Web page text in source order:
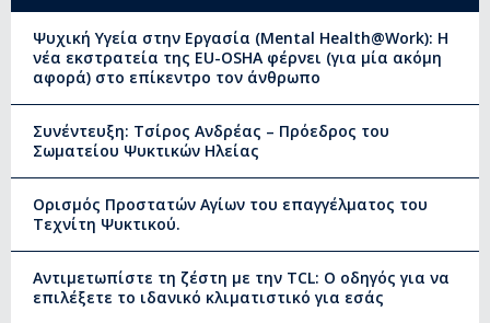
Ψυχική Υγεία στην Εργασία (Mental Health@Work): Η
νέα εκστρατεία της EU-OSHA φέρνει (για μία ακόμη
αφορά) στο επίκεντρο τον άνθρωπο
Συνέντευξη: Τσίρος Ανδρέας – Πρόεδρος του
Σωματείου Ψυκτικών Ηλείας
Ορισμός Προστατών Αγίων του επαγγέλματος του
Τεχνίτη Ψυκτικού.
Αντιμετωπίστε τη ζέστη με την TCL: Ο οδηγός για να
επιλέξετε το ιδανικό κλιματιστικό για εσάς